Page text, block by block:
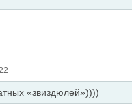
«звиздюлей»))))